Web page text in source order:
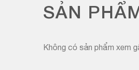
SẢN
Không có sản phẩm xem